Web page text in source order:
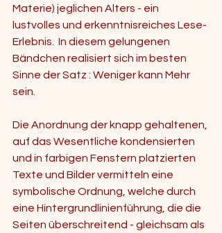
Materie) jeglichen Alters - ein
lustvolles und erkenntnisreiches Lese-
Erlebnis.  In diesem gelungenen
Bändchen realisiert sich im besten
Sinne der Satz : Weniger kann Mehr
sein.
Die Anordnung der knapp gehaltenen,
auf das Wesentliche kondensierten
und in farbigen Fenstern platzierten
Texte und Bilder vermitteln eine
symbolische Ordnung, welche durch
eine Hintergrundlinienführung, die die
Seiten überschreitend - gleichsam als